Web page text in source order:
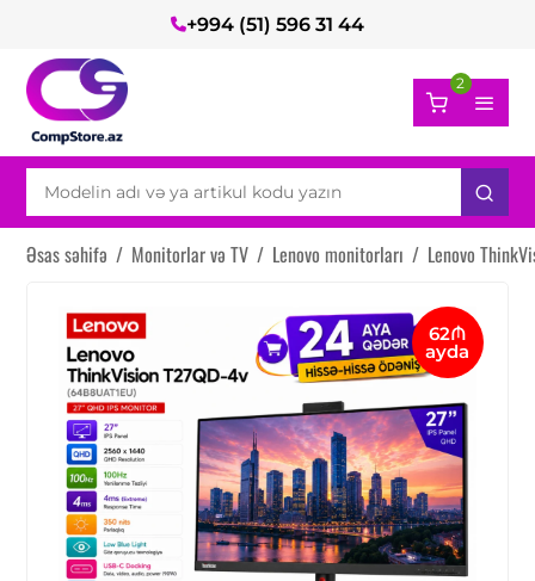
+994 (51) 596 31 44
2
Əsas səhifə / Monitorlar və TV / Lenovo monitorları / Lenovo
62₼
ayda